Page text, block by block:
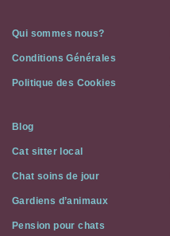
Qui sommes nous?
Conditions Générales
Politique des Cookies
Blog
Cat sitter local
Chat soins de jour
Gardiens d’animaux
Pension pour chats